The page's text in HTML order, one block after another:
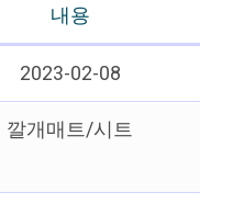
내용
2023-02-08
깔개매트/시트